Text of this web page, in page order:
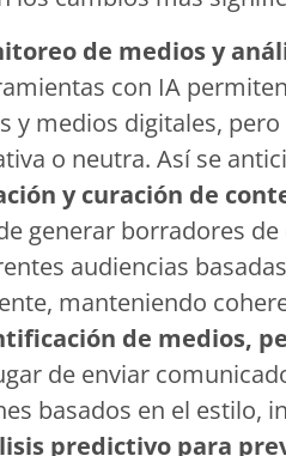
de medios y
con IA
y medios digitales,
o neutra. Así se
y curación de
generar borradores
audiencias
manteniendo
de medios,
de enviar
basados en el estilo,
predictivo para